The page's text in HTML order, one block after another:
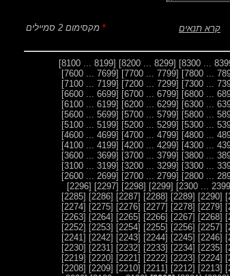
קרא תנאים * מקסימום 2 סמיילים
[8299 ... 8200]
[8199 ... 8100]
[7799 ... 7700]
[7699 ... 7600]
[7299 ... 7200]
[7199 ... 7100]
[6799 ... 6700]
[6699 ... 6600]
[6299 ... 6200]
[6199 ... 6100]
[5799 ... 5700]
[5699 ... 5600]
[5299 ... 5200]
[5199 ... 5100]
[4799 ... 4700]
[4699 ... 4600]
[4299 ... 4200]
[4199 ... 4100]
[3799 ... 3700]
[3699 ... 3600]
[3299 ... 3200]
[3199 ... 3100]
[2799 ... 2700]
[2699 ... 2600]
[2299]
[2298]
[2297]
[2296]
[2290]
[2289]
[2288]
[2287]
[2286]
[2285]
[2279]
[2278]
[2277]
[2276]
[2275]
[2274]
[2268]
[2267]
[2266]
[2265]
[2264]
[2263]
[2257]
[2256]
[2255]
[2254]
[2253]
[2252]
[2246]
[2245]
[2244]
[2243]
[2242]
[2241]
[2235]
[2234]
[2233]
[2232]
[2231]
[2230]
[2224]
[2223]
[2222]
[2221]
[2220]
[2219]
[2213]
[2212]
[2211]
[2210]
[2209]
[2208]